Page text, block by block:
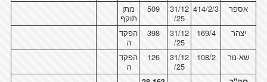
אספר
414/2/3
31/12
/25
509
מתן
תוקף
יצהר
169/4
31/12
/25
398
הפקד
ה
שא-נור
108/2
31/12
/25
126
הפקד
ה